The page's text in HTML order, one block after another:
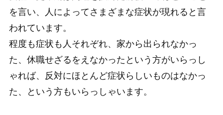
を言い、人によってさまざまな症状が現れると言
われています。
程度も症状も人それぞれ、家から出られなかっ
た、休職せざるをえなかったという方がいらっし
ゃれば、反対にほとんど症状らしいものはなかっ
た、という方もいらっしゃいます。